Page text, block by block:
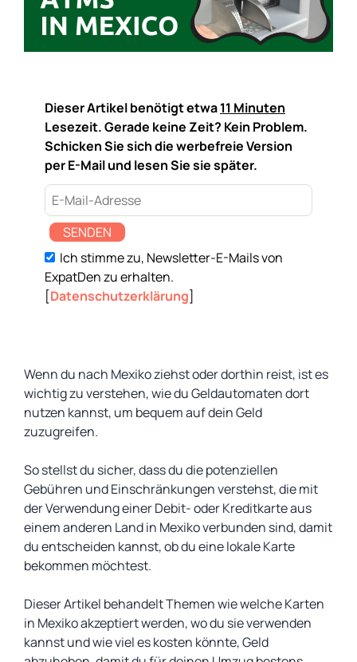
Dieser Artikel benötigt etwa11 Minuten
Lesezeit. Gerade keine Zeit? Kein Problem.
Schicken Sie sich die werbefreie Version
per E-Mail und lesen Sie sie später.
SENDEN
Ich stimme zu, Newsletter-E-Mails von
ExpatDen zu erhalten.
[Datenschutzerklärung]
Wenn du nach Mexiko ziehst oder dorthin reist, ist es
wichtig zu verstehen, wie du Geldautomaten dort
nutzen kannst, um bequem auf dein Geld
zuzugreifen.
So stellst du sicher, dass du die potenziellen
Gebühren und Einschränkungen verstehst, die mit
der Verwendung einer Debit- oder Kreditkarte aus
einem anderen Land in Mexiko verbunden sind, damit
du entscheiden kannst, ob du eine lokale Karte
bekommen möchtest.
Dieser Artikel behandelt Themen wie welche Karten
in Mexiko akzeptiert werden, wo du sie verwenden
kannst und wie viel es kosten könnte, Geld